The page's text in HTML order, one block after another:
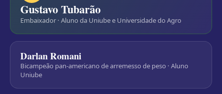
Gustavo Tubarão
Embaixador · Aluno da Uniube e Universidade do Agro
Darlan Romani
Bicampeão pan-americano de arremesso de peso · Aluno
Uniube